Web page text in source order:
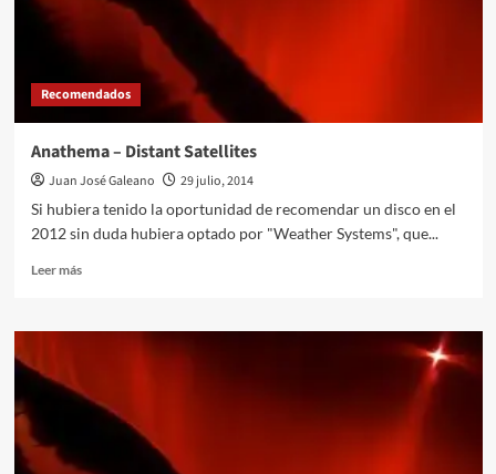
Recomendados
Anathema – Distant Satellites
Juan José Galeano
29 julio, 2014
Si hubiera tenido la oportunidad de recomendar un disco en el
2012 sin duda hubiera optado por "Weather Systems", que...
Leer másLeer
Anathema
Satellites